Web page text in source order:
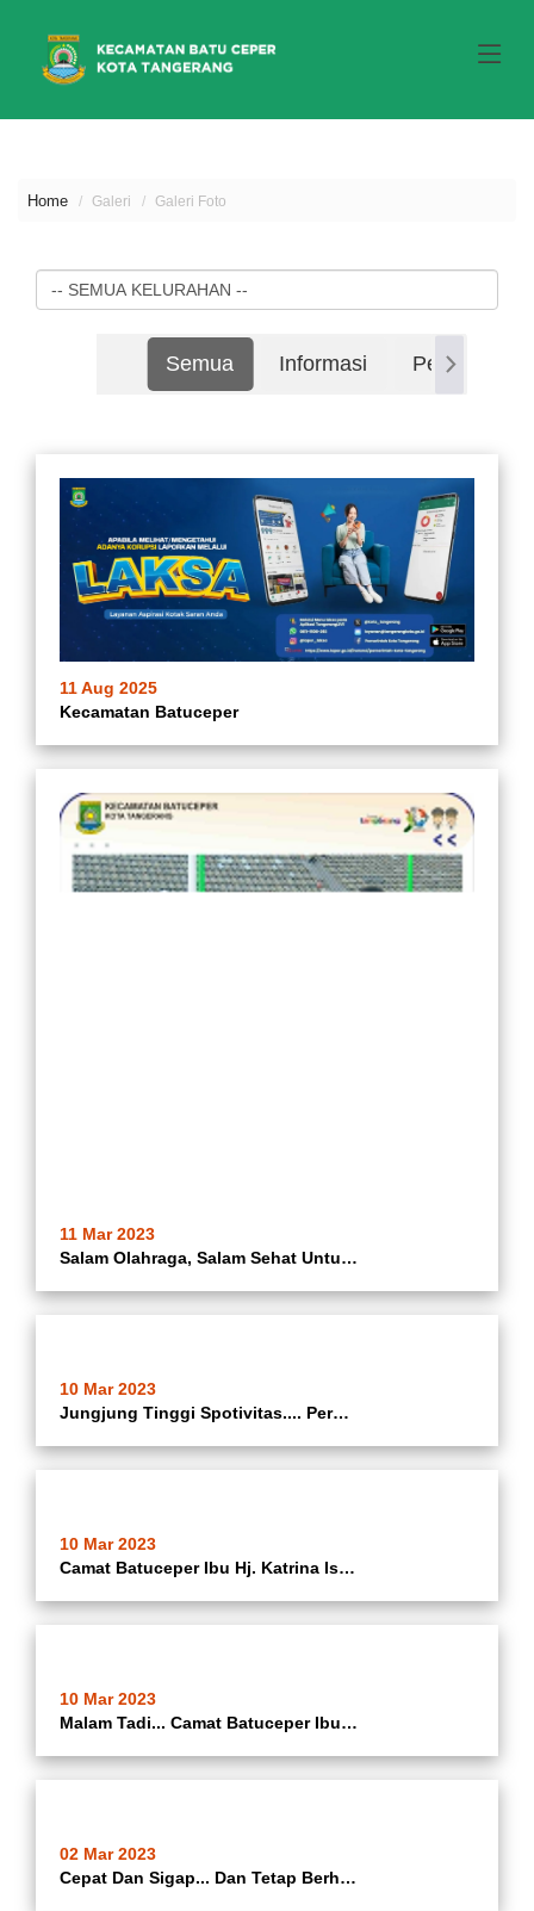
Home Galeri Galeri Foto
Semua Informasi Pertemuan
11 Aug 2025
Kecamatan Batuceper
11 Mar 2023
Salam Olahraga, Salam Sehat Untuk Semua ... Pagi Tadi... Camat Batuceper Ibu Hj. Katrina Iswandari @katrina_ina08 Bersama Lurah Batuceper @edijoy68_ Meresmikan Lapangan Olahraga Bhineka Arcadia Sport Center Di Perumahan Arcadia Blok C Rw 06 Kelurahan Bat
10 Mar 2023
Jungjung Tinggi Spotivitas.... Perdana... Sore Tadi Seru Jasa... Camat Batuceper Ibu. Hj Katrina Iswandari @katrina_ina08 Membuka Turnament Sepak Bola 3 Pilar Kecamatan Batuceper Piala Camat Batuceper Cup Di Lapangan Sepak Bola Mabes Polri Kelurahan Batu
10 Mar 2023
Camat Batuceper Ibu Hj. Katrina Iswandari @katrina_ina08 Menghadiri Haul Ke 31 KH. Muhammad Sholeh Di Ponpes Darussalam Rt 02/02 Kelurahan Poris Jaya Kecamatan Batuceper Kota Tangerang
10 Mar 2023
Malam Tadi... Camat Batuceper Ibu Hj. Katrina Iswandari @katrina_ina08 Berkesempatan Menjadi Nara Sumber Pada Kegiatan Sosialisasi Peraturan Daerah (Sosper)
02 Mar 2023
Cepat Dan Sigap... Dan Tetap Berhati-hati.. Evakuasi Korban Lakalantas Dan Pohon Tumbang Di Jalan Daan Mogot Km21 Depan Kantor Kelurahan Batuceper Kecamatan Batuceper Kota Tangerang